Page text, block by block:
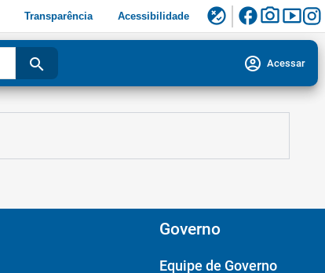
Transparência Acessibilidade flaky facebookphoto_camerasmart_display
search account_circle Acessar
Governo
Equipe de Governo